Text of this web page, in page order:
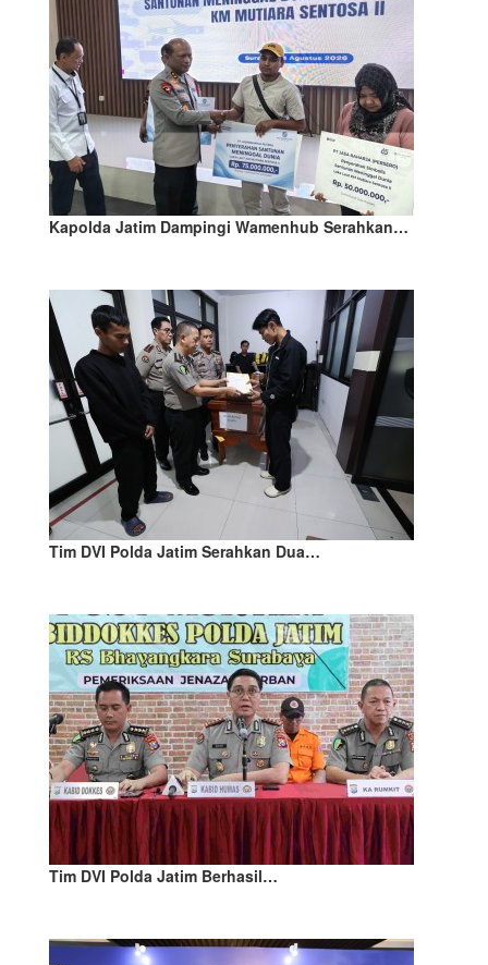
Kapolda Jatim Dampingi Wamenhub Serahkan…
Tim DVI Polda Jatim Serahkan Dua…
Tim DVI Polda Jatim Berhasil…